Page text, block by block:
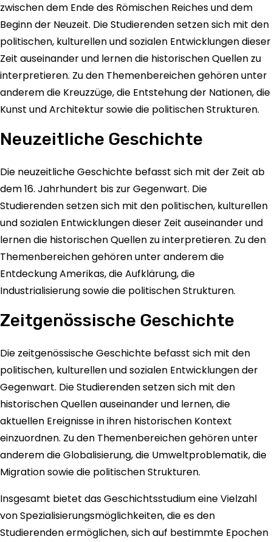
zwischen dem Ende des Römischen Reiches und dem
Beginn der Neuzeit. Die Studierenden setzen sich mit den
politischen, kulturellen und sozialen Entwicklungen dieser
Zeit auseinander und lernen die historischen Quellen zu
interpretieren. Zu den Themenbereichen gehören unter
anderem die Kreuzzüge, die Entstehung der Nationen, die
Kunst und Architektur sowie die politischen Strukturen.
Neuzeitliche Geschichte
Die neuzeitliche Geschichte befasst sich mit der Zeit ab
dem 16. Jahrhundert bis zur Gegenwart. Die
Studierenden setzen sich mit den politischen, kulturellen
und sozialen Entwicklungen dieser Zeit auseinander und
lernen die historischen Quellen zu interpretieren. Zu den
Themenbereichen gehören unter anderem die
Entdeckung Amerikas, die Aufklärung, die
Industrialisierung sowie die politischen Strukturen.
Zeitgenössische Geschichte
Die zeitgenössische Geschichte befasst sich mit den
politischen, kulturellen und sozialen Entwicklungen der
Gegenwart. Die Studierenden setzen sich mit den
historischen Quellen auseinander und lernen, die
aktuellen Ereignisse in ihren historischen Kontext
einzuordnen. Zu den Themenbereichen gehören unter
anderem die Globalisierung, die Umweltproblematik, die
Migration sowie die politischen Strukturen.
Insgesamt bietet das Geschichtsstudium eine Vielzahl
von Spezialisierungsmöglichkeiten, die es den
Studierenden ermöglichen, sich auf bestimmte Epochen